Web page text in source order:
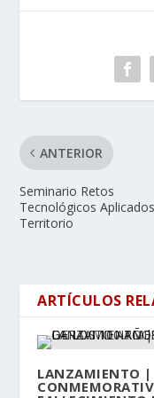
ANTERIOR
Seminario Retos
Tecnológicos
Territorio
ARTÍCULOS
LANZAMIENTO |